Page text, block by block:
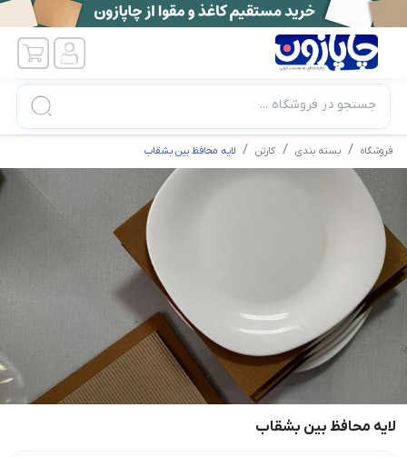
جستجو در فروشگاه ...
فروشگاه بسته بندی کارتن لایه محافظ بین بشقاب
لایه محافظ بین بشقاب